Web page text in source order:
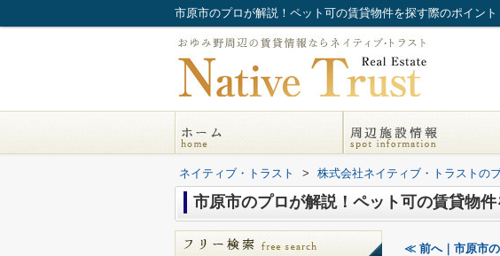
市原市のプロが解説！ペット可の賃貸物件を探す際のポイン
ネイティブ・トラスト > 株式会社ネイティブ・トラストの
市原市のプロが解説！ペット可の賃貸物件
≪ 前へ｜市原市の